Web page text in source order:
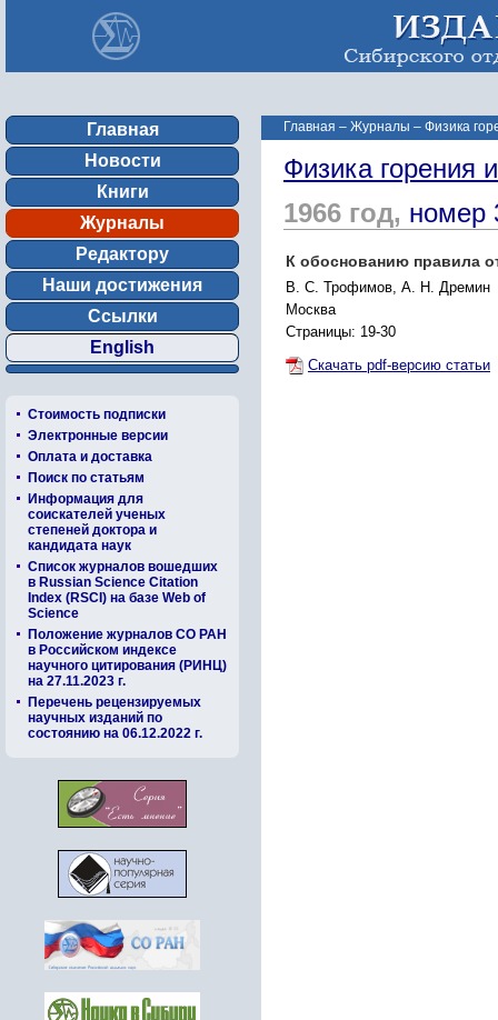
Главная
Новости
Книги
Журналы
Редактору
Наши достижения
Ссылки
English
Стоимость подписки
Электронные версии
Оплата и доставка
Поиск по статьям
Информация для
соискателей ученых
степеней доктора и
кандидата наук
Список журналов вошедших
в Russian Science Citation
Index (RSCI) на базе Web of
Science
Положение журналов СО РАН
в Российском индексе
научного цитирования (РИНЦ)
на 27.11.2023 г.
Перечень рецензируемых
научных изданий по
состоянию на 06.12.2022 г.
Главная – Журналы – Физика
Физика горения
1966 год, номер
К обоснованию правила
В. С. Трофимов, А. Н. Дремин
Москва
Страницы: 19-30
Скачать pdf-версию статьи